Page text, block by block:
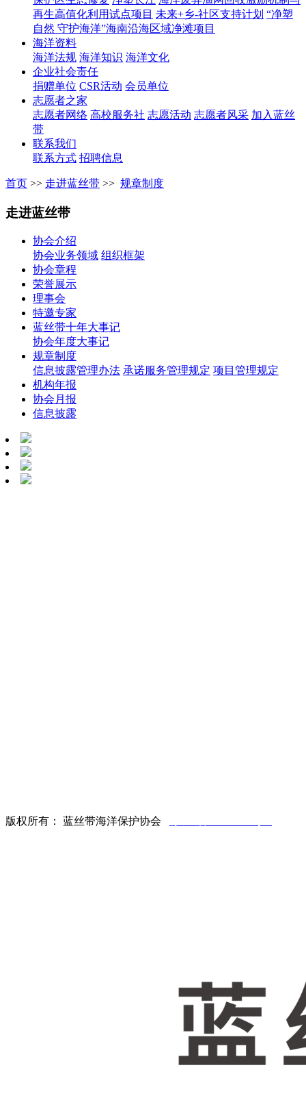
再生高值化利用试点项目 未来+乡-社区支持计划 “净塑
自然 守护海洋”海南沿海区域净滩项目
海洋资料
海洋法规 海洋知识 海洋文化
企业社会责任
捐赠单位 CSR活动 会员单位
志愿者之家
志愿者网络 高校服务社 志愿活动 志愿者风采 加入蓝丝
带
联系我们
联系方式 招聘信息
首页 >> 走进蓝丝带 >> 规章制度
走进蓝丝带
协会介绍
协会业务领域 组织框架
协会章程
荣誉展示
理事会
特邀专家
蓝丝带十年大事记
协会年度大事记
规章制度
信息披露管理办法 承诺服务管理规定 项目管理规定
机构年报
协会月报
信息披露
版权所有： 蓝丝带海洋保护协会